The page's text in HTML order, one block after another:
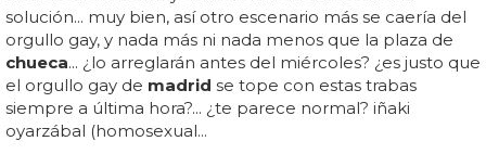
Madrid
—metro demadrid(@metro_madrid) noviembre 18,
2014... el vídeo del ataque homófobo en elmetrode
madrid... "sois unos mierdas": vídeo del ataque homófobo
en elmetro de madrid ... metro
respondido en twitter a un usuario, lamentando la